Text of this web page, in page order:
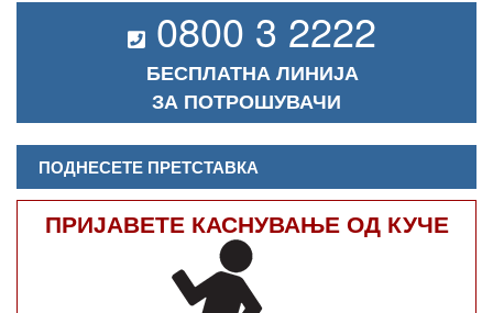
0800 3 2222
БЕСПЛАТНА ЛИНИЈА
ЗА ПОТРОШУВАЧИ
ПОДНЕСЕТЕ ПРЕТСТАВКА
ПРИЈАВЕТЕ КАСНУВАЊЕ ОД КУЧЕ